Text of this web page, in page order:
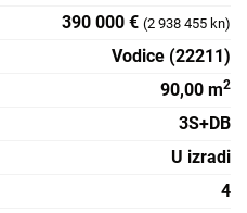
390 000 € (2 938 455 kn)
Vodice (22211)
90,00 m2
3S+DB
U izradi
4